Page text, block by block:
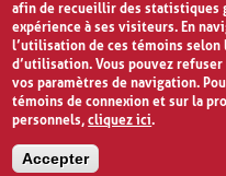
afin de recueillir des
expérience à ses visiteurs. En
l’utilisation de ces témoins
d’utilisation. Vous pouvez
vos paramètres de navigation.
témoins de connexion et sur la
personnels,cliquez ici.
Accepter